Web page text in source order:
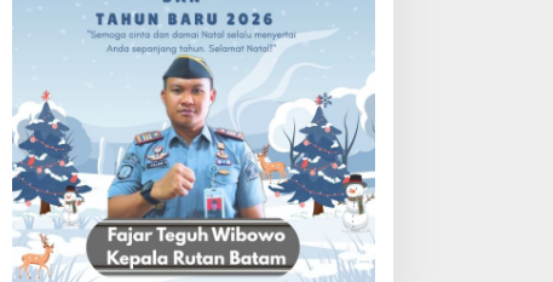
Kuasa Hukum PT Sosor Tala
Jaya Tolak Klaim Perluasan
Kampung Tua Batu Merah
HUT Ke-1 PRI di Kepri,
Ratusan Kader Hadiri
Perayaan dan Bagikan
Bansos